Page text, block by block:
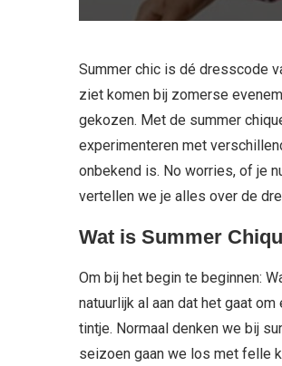
Summer chic is dé dresscode
ziet komen bij zomerse
gekozen. Met de summer
experimenteren met
onbekend is. No worries, of je
vertellen we je alles over de
Wat is Summer
Om bij het begin te beginnen:
natuurlijk al aan dat het gaat
tintje. Normaal denken we bij
seizoen gaan we los met felle